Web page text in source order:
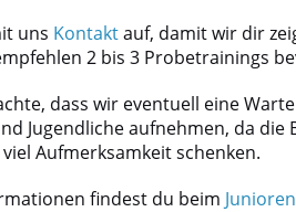
uns Kontaktauf, damit wir dir
2 bis 3 Probetrainings
dass wir eventuell eine
Jugendliche aufnehmen, da
Aufmerksamkeit schenken.
findest du beim